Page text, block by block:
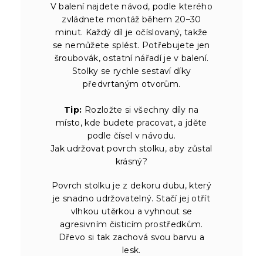
V balení najdete návod, podle kterého
zvládnete montáž během 20–30
minut. Každý díl je očíslovaný, takže
se nemůžete splést. Potřebujete jen
šroubovák, ostatní nářadí je v balení.
Stolky se rychle sestaví díky
předvrtaným otvorům.
Tip: Rozložte si všechny díly na
místo, kde budete pracovat, a jděte
podle čísel v návodu.
Jak udržovat povrch stolku, aby zůstal
krásný?
Povrch stolku je z dekoru dubu, který
je snadno udržovatelný. Stačí jej otřít
vlhkou utěrkou a vyhnout se
agresivním čisticím prostředkům.
Dřevo si tak zachová svou barvu a
lesk.